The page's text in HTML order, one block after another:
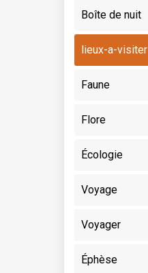
Boîte de nuit
lieux-a-visiter
Faune
Flore
Écologie
Voyage
Voyager
Éphèse